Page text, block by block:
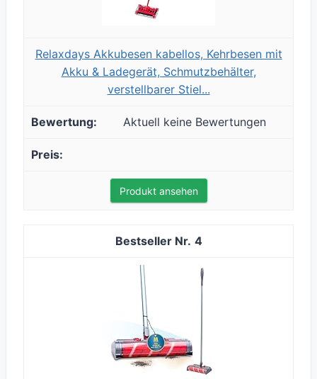
Relaxdays Akkubesen kabellos, Kehrbesen mit
Akku & Ladegerät, Schmutzbehälter,
verstellbarer Stiel...
Aktuell keine Bewertungen
Produkt ansehen
4